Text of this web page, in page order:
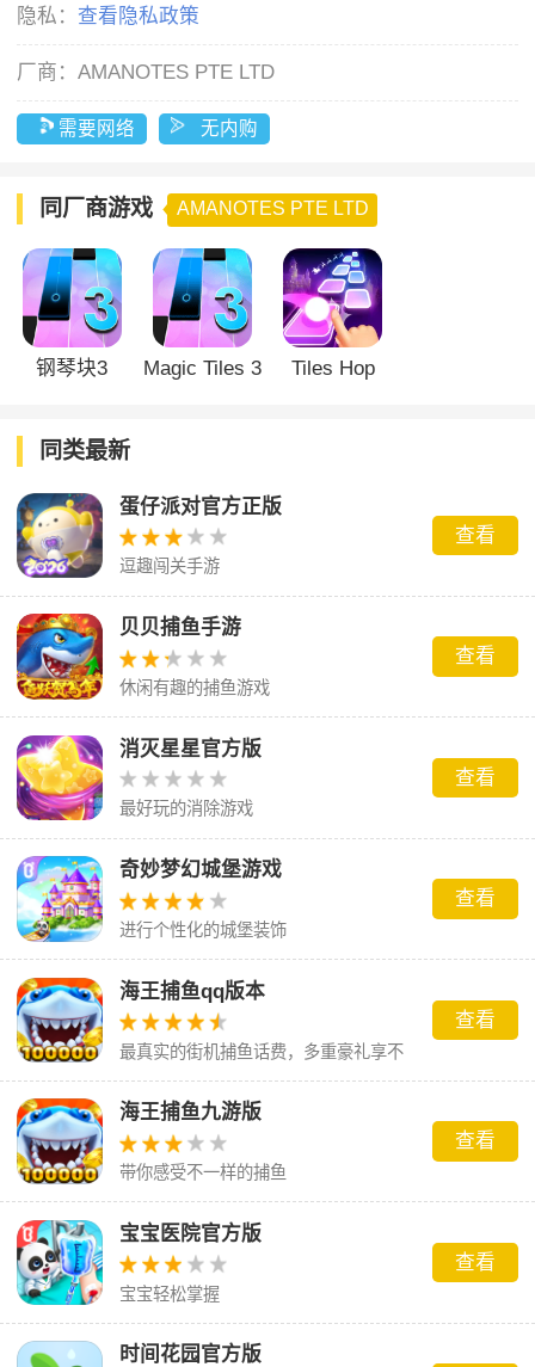
隐私： 查看隐私政策
厂商：AMANOTES PTE LTD
需要网络 无内购
同厂商游戏 AMANOTES PTE LTD
钢琴块3 Magic Tiles 3 Tiles Hop
同类最新
蛋仔派对官方正版
逗趣闯关手游
查看
贝贝捕鱼手游
休闲有趣的捕鱼游戏
查看
消灭星星官方版
最好玩的消除游戏
查看
奇妙梦幻城堡游戏
进行个性化的城堡装饰
查看
海王捕鱼qq版本
最真实的街机捕鱼话费，多重豪礼享不
停。
查看
海王捕鱼九游版
带你感受不一样的捕鱼
查看
宝宝医院官方版
宝宝轻松掌握
查看
时间花园官方版